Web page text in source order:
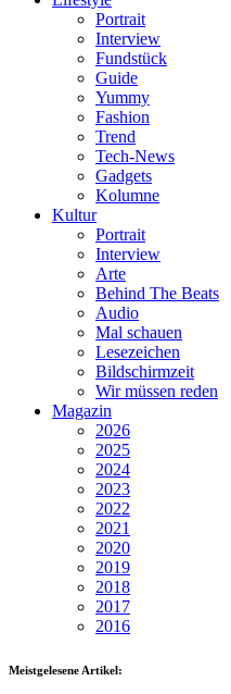
Portrait
Interview
Fundstück
Guide
Yummy
Fashion
Trend
Tech-News
Gadgets
Kolumne
Kultur
Portrait
Interview
Arte
Behind The Beats
Audio
Mal schauen
Lesezeichen
Bildschirmzeit
Wir müssen reden
Magazin
2026
2025
2024
2023
2022
2021
2020
2019
2018
2017
2016
Meistgelesene Artikel: